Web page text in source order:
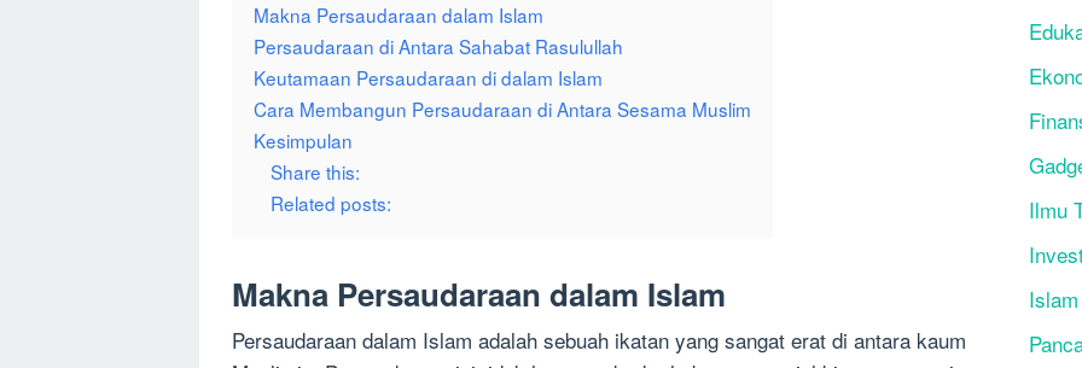
Makna Persaudaraan dalam Islam
Persaudaraan di Antara Sahabat Rasulullah
Keutamaan Persaudaraan di dalam Islam
Cara Membangun Persaudaraan di Antara Sesama Muslim
Kesimpulan
Share this:
Related posts:
Makna Persaudaraan dalam Islam
Persaudaraan dalam Islam adalah sebuah ikatan yang sangat erat di antara kaum
Ilmu